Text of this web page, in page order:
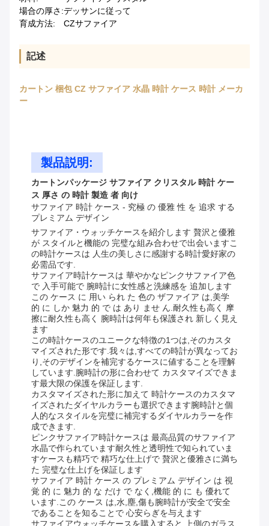
場合の厚さ:デッサンに従って
育成方法:
CZサファイア
記述
カートン 梱包 CZ サファイア 水晶 時計 ケース 時計 メーカ
ー
製品説明:
カートンパッケージ サファイア クリスタル 時計 ケー
ス 厚さ の 時計 製造 者 向け
サファイア 時計 ケース - 究極 の 優雅 性 を 追求 する
プレミアム デザイン
サファイア・ウォッチケースを紹介します 贅沢と優雅
が スタイルと機能の 完璧な組み合わせで出会いますこ
の時計ケースは 人生の美しさに感謝する時計愛好家の
必需品です.
サファイア時計ケースは 華やかなピンクサファイア色
で 入手可能で 腕時計に女性感と洗練感を 追加します
この ケース に 用い られ た 色の ザファイア は,美学
的 に しか 魅力 的 で は あり ませ ん.耐久性も高く 摩
擦に耐久性も高く 腕時計は何年も保護され 新しく見え
ます
この時計ケースのユニークな特徴の1つは,そのカスタ
マイズされた形です.我々は,すべての時計が異なってお
り,そのデザインを補完するケースに値することを理解
しています.腕時計の形に合わせて カスタマイズできま
す最大限の保護を保証します.
カスタマイズされた形に加えて 時計ケースのカスタマ
イズされたダイヤルカラーも選択できます腕時計と個
人的なスタイルを完璧に補完するダイヤルカラーを作
成できます.
ピンクサファイア時計ケースは 最高品質のサファイア
水晶で作られています耐久性と透明性で知られていま
すケースも精巧で 精巧な仕上げで 贅沢と優雅さに満ち
た 完璧な仕上げを保証します
サファイア 時計 ケース の プレミアム デザイン は 視
覚 的 に 魅力 的 な だけ で なく,機能 的 に も 優れて
います.この ケース は,水,塵,傷も腕時計が安全で安全
であることを知ることで 心安らぎを与えます
サファイアウォッチケースを購入すると,上側のガラス